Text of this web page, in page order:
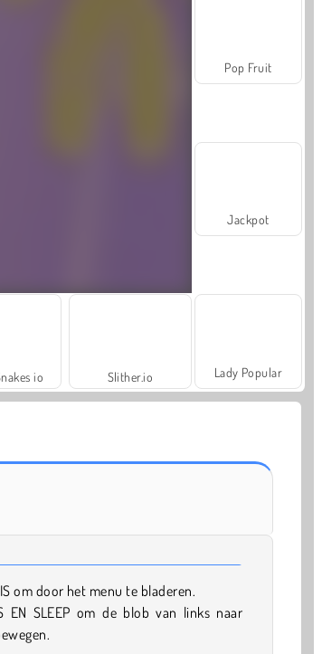
io Slither.io
Pop Fruit
Jackpot
Lady Popular
om door het menu te bladeren.
EN SLEEP om de blob van links naar